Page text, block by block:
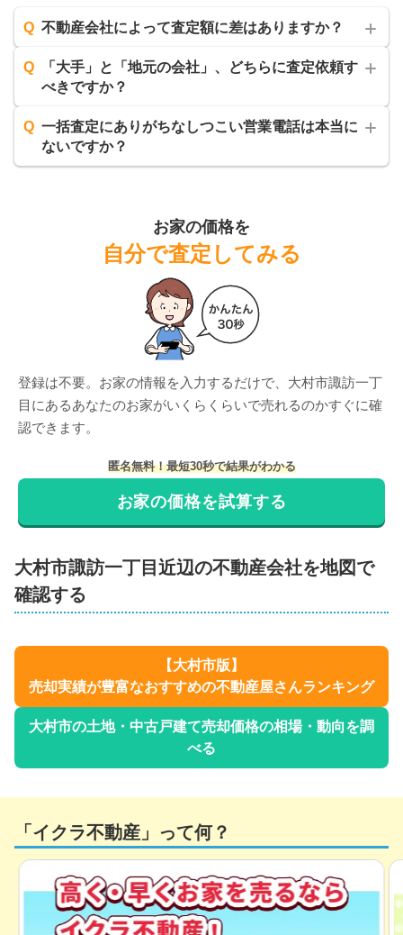
Q 不動産会社によって査定額に差はありますか？
Q
「大手」と「地元の会社」、どちらに査定依頼す
べきですか？
Q 一括査定にありがちなしつこい営業電話は本当に
ないですか？
お家の価格を
自分で査定してみる
登録は不要。お家の情報を入力するだけで、 大村市諏訪一丁
目 にあるあなたのお家がいくらくらいで売れるのかすぐに確
認できます。
匿名無料！最短30秒で結果がわかる
お家の価格を試算する
大村市諏訪一丁目近辺の不動産会社を地図で
確認する
【大村市版】
売却実績が豊富なおすすめの不動産屋さんランキング
大村市の土地・中古戸建て売却価格の相場・動向を調
べる
「イクラ不動産」って何？